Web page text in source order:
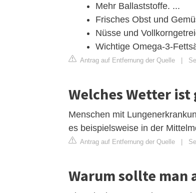
Mehr Ballaststoffe. ...
Frisches Obst und
Nüsse und
Wichtige Omega-3-
Antrag auf Entfernung der Quelle |
Welches Wetter
Menschen mit
es beispielsweise in der
Antrag auf Entfernung der Quelle |
Warum sollte man